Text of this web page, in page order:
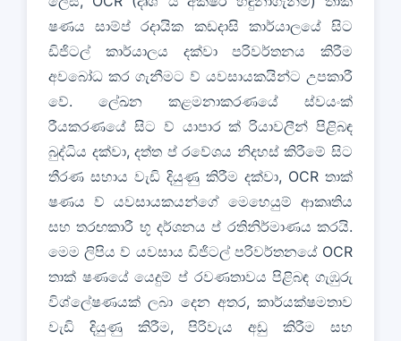
ෂණය සාම්ප් රදායික කඩදාසි කාර්යාලයේ සිට
ඩිජිටල් කාර්යාලය දක්වා පරිවර්තනය කිරීම
අවබෝධ කර ගැනීමට ව් යවසායකයින්ට උපකාරී
වේ. ලේඛන කළමනාකරණයේ ස්වයංක්
රීයකරණයේ සිට ව් යාපාර ක් රියාවලීන් පිළිබඳ
බුද්ධිය දක්වා, දත්ත ප් රවේශය නිදහස් කිරීමේ සිට
තීරණ සහාය වැඩි දියුණු කිරීම දක්වා, OCR තාක්
ෂණය ව් යවසායකයන්ගේ මෙහෙයුම් ආකෘතිය
සහ තරඟකාරී භූ දර්ශනය ප් රතිනිර්මාණය කරයි.
මෙම ලිපිය ව් යවසාය ඩිජිටල් පරිවර්තනයේ OCR
තාක් ෂණයේ යෙදුම් ප් රවණතාවය පිළිබඳ ගැඹුරු
විශ්ලේෂණයක් ලබා දෙන අතර, කාර්යක්ෂමතාව
වැඩි දියුණු කිරීම, පිරිවැය අඩු කිරීම සහ